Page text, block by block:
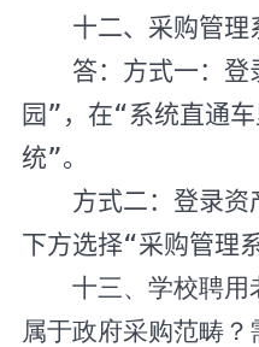
十二、采购管理
答：方式一：
园”，在“系统直通
统”。
方式二：登录资
下方选择“采购管理
十三、学校聘用
属于政府采购范畴